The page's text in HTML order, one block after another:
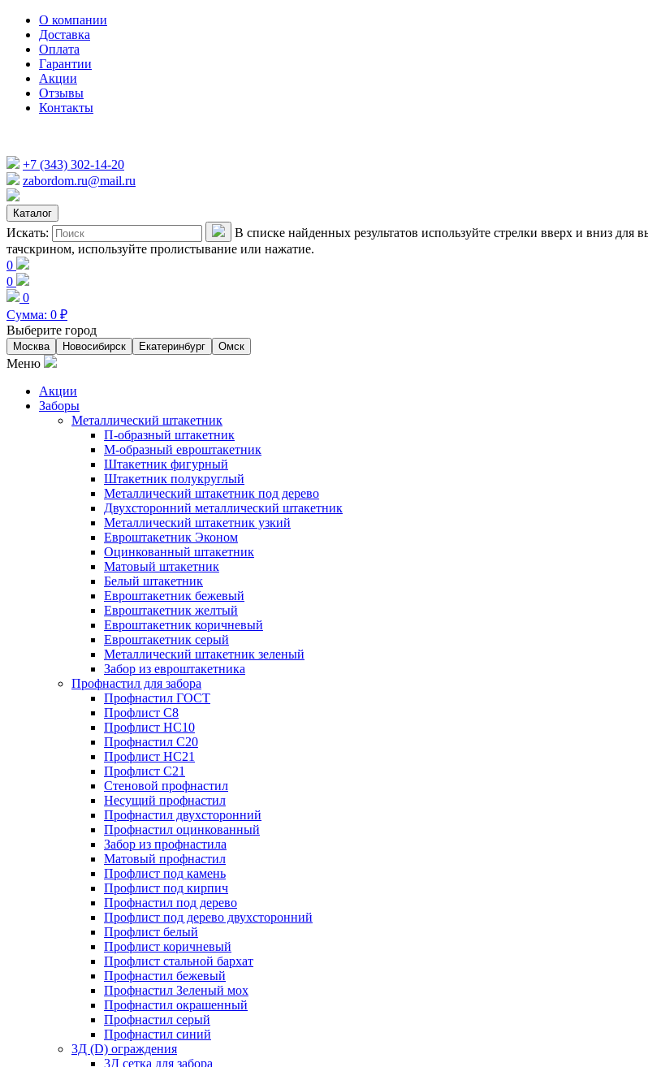
О компании
Доставка
Оплата
Гарантии
Акции
Отзывы
Контакты
+7 (343) 302-14-20
zabordom.ru@mail.ru
Каталог
Искать:
В списке найденных результатов используйте стрелки вверх и вниз
тачскрином, используйте пролистывание или нажатие.
0
0
0
Сумма: 0 ₽
Выберите город
Москва Новосибирск Екатеринбург Омск
Меню
Акции
Заборы
Металлический штакетник
П-образный штакетник
М-образный евроштакетник
Штакетник фигурный
Штакетник полукруглый
Металлический штакетник под дерево
Двухсторонний металлический штакетник
Металлический штакетник узкий
Евроштакетник Эконом
Оцинкованный штакетник
Матовый штакетник
Белый штакетник
Евроштакетник бежевый
Евроштакетник желтый
Евроштакетник коричневый
Евроштакетник серый
Металлический штакетник зеленый
Забор из евроштакетника
Профнастил для забора
Профнастил ГОСТ
Профлист С8
Профлист НС10
Профнастил С20
Профлист НС21
Профлист С21
Стеновой профнастил
Несущий профнастил
Профнастил двухсторонний
Профнастил оцинкованный
Забор из профнастила
Матовый профнастил
Профлист под камень
Профлист под кирпич
Профнастил под дерево
Профлист под дерево двухсторонний
Профлист белый
Профлист коричневый
Профлист стальной бархат
Профнастил бежевый
Профнастил Зеленый мох
Профнастил окрашенный
Профнастил серый
Профнастил синий
3Д (D) ограждения
3Д сетка для забора